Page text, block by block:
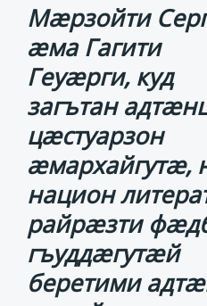
Мӕрзойти
ӕма Гагити
Геуӕрги, куд
загътан
цӕстуарзон
ӕмархайгутӕ,
национ
райрӕзти
гъуддӕгутӕй
беретими